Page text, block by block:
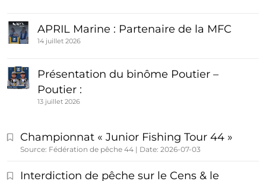
APRIL Marine : Partenaire de la MFC
14 juillet 2026
Présentation du binôme Poutier –
Poutier :
13 juillet 2026
Championnat « Junior Fishing Tour 44 »
Source: Fédération de pêche 44 Date: 2026-07-03
Interdiction de pêche sur le Cens & le